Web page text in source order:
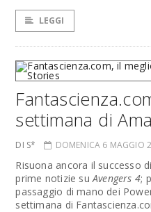
LEGGI
settimana di
DI S* DOMENICA 6 MAGGIO
Risuona ancora il successo
prime notizie suAvengers 4;
passaggio di mano dei
settimana di